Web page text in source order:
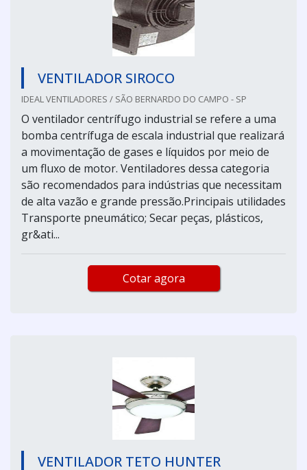
VENTILADOR SIROCO
IDEAL VENTILADORES / SÃO BERNARDO DO CAMPO - SP
O ventilador centrífugo industrial se refere a uma
bomba centrífuga de escala industrial que realizará
a movimentação de gases e líquidos por meio de
um fluxo de motor. Ventiladores dessa categoria
são recomendados para indústrias que necessitam
de alta vazão e grande pressão.Principais utilidades
Transporte pneumático; Secar peças, plásticos,
gr&ati...
Cotar agora
VENTILADOR TETO HUNTER